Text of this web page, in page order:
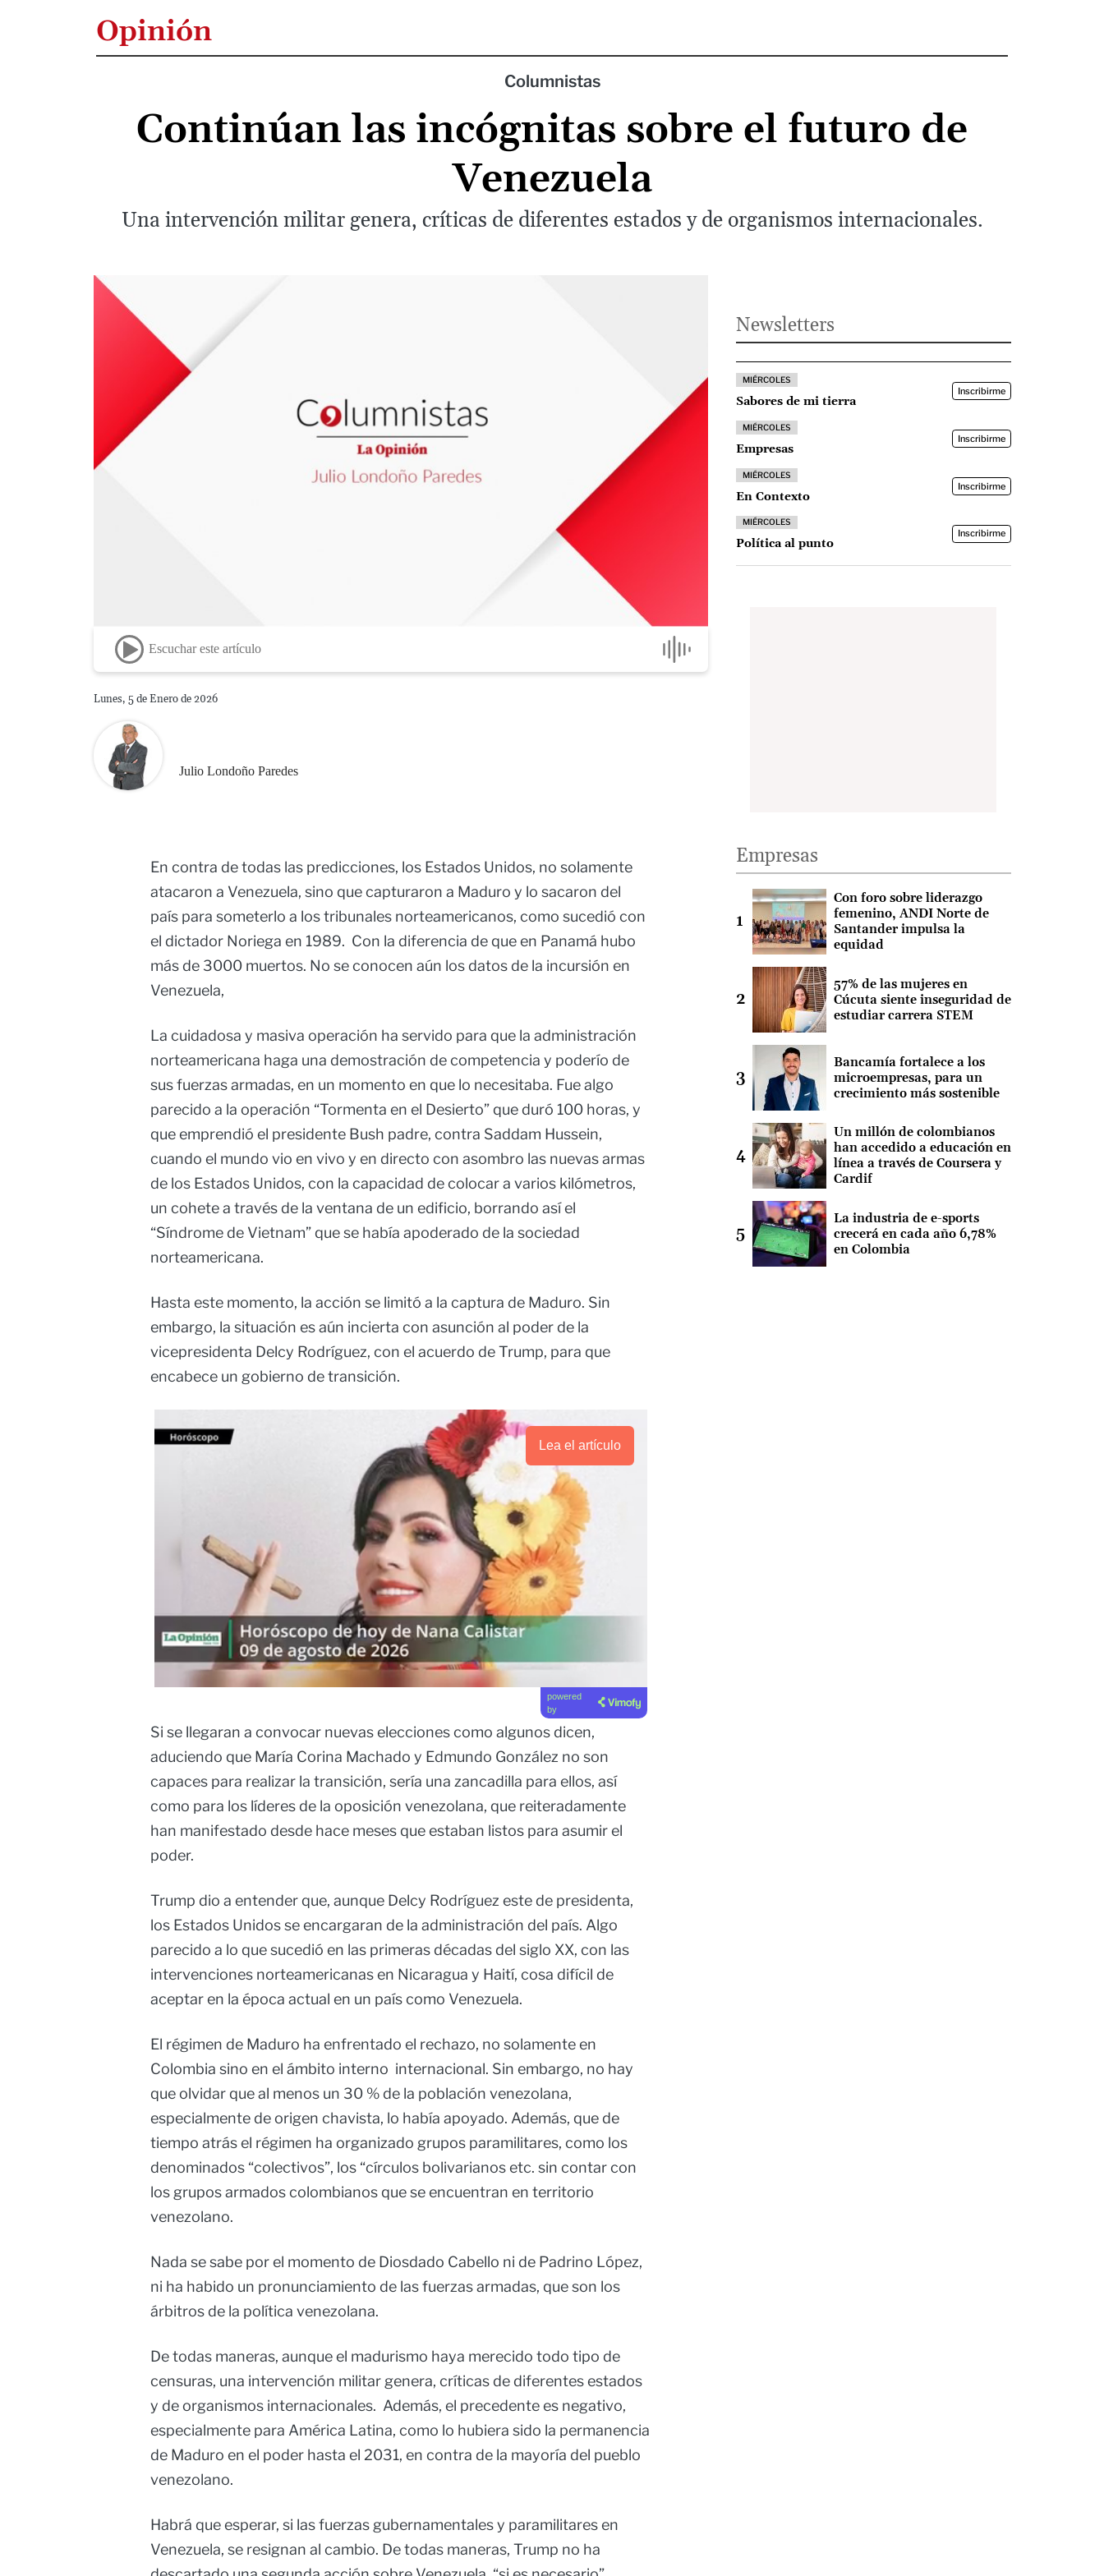
Opinión
Columnistas
Continúan las incógnitas sobre el futuro de
Venezuela
Una intervención militar genera, críticas de diferentes estados y de organismos internacionales.
Escuchar este artículo
Lunes, 5 de Enero de 2026
Julio Londoño Paredes
En contra de todas las predicciones, los Estados Unidos, no solamente
atacaron a Venezuela, sino que capturaron a Maduro y lo sacaron del
país para someterlo a los tribunales norteamericanos, como sucedió con
el dictador Noriega en 1989. Con la diferencia de que en Panamá hubo
más de 3000 muertos. No se conocen aún los datos de la incursión en
Venezuela,
La cuidadosa y masiva operación ha servido para que la administración
norteamericana haga una demostración de competencia y poderío de
sus fuerzas armadas, en un momento en que lo necesitaba. Fue algo
parecido a la operación “Tormenta en el Desierto” que duró 100 horas, y
que emprendió el presidente Bush padre, contra Saddam Hussein,
cuando el mundo vio en vivo y en directo con asombro las nuevas armas
de los Estados Unidos, con la capacidad de colocar a varios kilómetros,
un cohete a través de la ventana de un edificio, borrando así el
“Síndrome de Vietnam” que se había apoderado de la sociedad
norteamericana.
Hasta este momento, la acción se limitó a la captura de Maduro. Sin
embargo, la situación es aún incierta con asunción al poder de la
vicepresidenta Delcy Rodríguez, con el acuerdo de Trump, para que
encabece un gobierno de transición.
Lea el artículo
powered
by
Si se llegaran a convocar nuevas elecciones como algunos dicen,
aduciendo que María Corina Machado y Edmundo González no son
capaces para realizar la transición, sería una zancadilla para ellos, así
como para los líderes de la oposición venezolana, que reiteradamente
han manifestado desde hace meses que estaban listos para asumir el
poder.
Trump dio a entender que, aunque Delcy Rodríguez este de presidenta,
los Estados Unidos se encargaran de la administración del país. Algo
parecido a lo que sucedió en las primeras décadas del siglo XX, con las
intervenciones norteamericanas en Nicaragua y Haití, cosa difícil de
aceptar en la época actual en un país como Venezuela.
El régimen de Maduro ha enfrentado el rechazo, no solamente en
Colombia sino en el ámbito interno internacional. Sin embargo, no hay
que olvidar que al menos un 30 % de la población venezolana,
especialmente de origen chavista, lo había apoyado. Además, que de
tiempo atrás el régimen ha organizado grupos paramilitares, como los
denominados “colectivos”, los “círculos bolivarianos etc. sin contar con
los grupos armados colombianos que se encuentran en territorio
venezolano.
Nada se sabe por el momento de Diosdado Cabello ni de Padrino López,
ni ha habido un pronunciamiento de las fuerzas armadas, que son los
árbitros de la política venezolana.
De todas maneras, aunque el madurismo haya merecido todo tipo de
censuras, una intervención militar genera, críticas de diferentes estados
y de organismos internacionales. Además, el precedente es negativo,
especialmente para América Latina, como lo hubiera sido la permanencia
de Maduro en el poder hasta el 2031, en contra de la mayoría del pueblo
venezolano.
Habrá que esperar, si las fuerzas gubernamentales y paramilitares en
Venezuela, se resignan al cambio. De todas maneras, Trump no ha
Newsletters
MIÉRCOLES
Sabores de mi tierra
Inscribirme
MIÉRCOLES
Empresas
Inscribirme
MIÉRCOLES
En Contexto
Inscribirme
MIÉRCOLES
Política al punto
Inscribirme
Empresas
Con foro sobre liderazgo
femenino, ANDI Norte de
Santander impulsa la
equidad
57% de las mujeres en
Cúcuta siente inseguridad de
estudiar carrera STEM
Bancamía fortalece a los
microempresas, para un
crecimiento más sostenible
Un millón de colombianos
han accedido a educación en
línea a través de Coursera y
Cardif
La industria de e-sports
crecerá en cada año 6,78%
en Colombia